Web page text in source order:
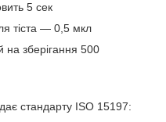
5 сек
тіста — 0,5 мкл
на зберігання 500
стандарту ISO 15197: